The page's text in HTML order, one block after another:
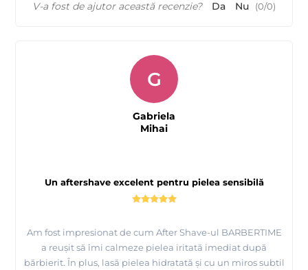
V-a fost de ajutor această recenzie? Da Nu (0/0)
Un aftershave excelent pentru pielea sensibilă
Am fost impresionat de cum After Shave-ul BARBERTIME
a reușit să îmi calmeze pielea iritată imediat după
bărbierit. În plus, lasă pielea hidratată și cu un miros subtil
G
Gabriela
Mihai